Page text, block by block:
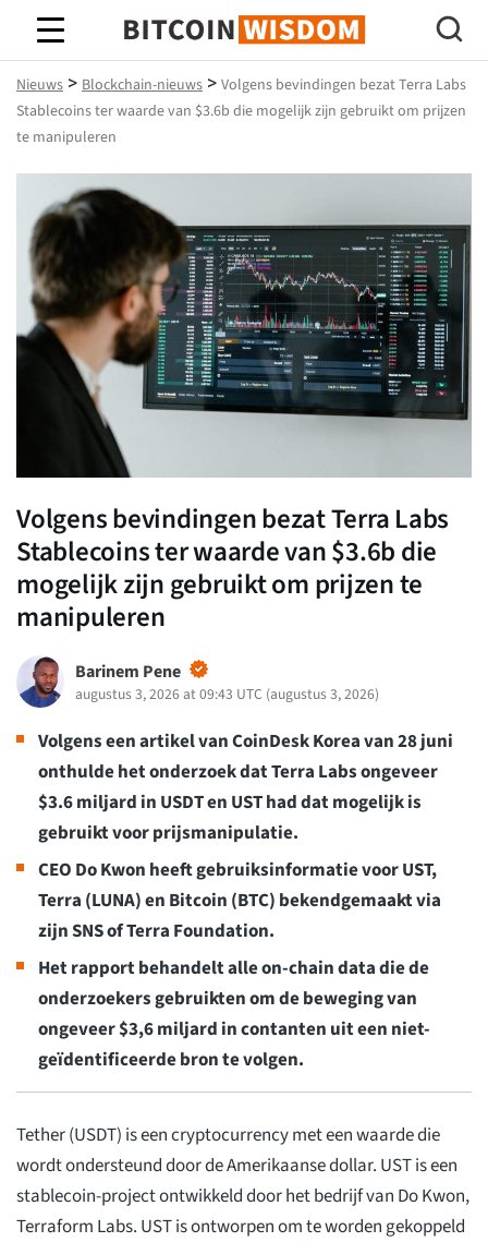
Bitcoin-wijsheid
Nieuws > Blockchain-nieuws > Volgens bevindingen bezat Terra Labs
Stablecoins ter waarde van $3.6b die mogelijk zijn gebruikt om prijzen
te manipuleren
Volgens bevindingen bezat Terra Labs
Stablecoins ter waarde van $3.6b die
mogelijk zijn gebruikt om prijzen te
manipuleren
Barinem Pene
augustus 3, 2026 at 09:43 UTC (augustus 3, 2026)
Volgens een artikel van CoinDesk Korea van 28 juni
onthulde het onderzoek dat Terra Labs ongeveer
$3.6 miljard in USDT en UST had dat mogelijk is
gebruikt voor prijsmanipulatie.
CEO Do Kwon heeft gebruiksinformatie voor UST,
Terra (LUNA) en Bitcoin (BTC) bekendgemaakt via
zijn SNS of Terra Foundation.
Het rapport behandelt alle on-chain data die de
onderzoekers gebruikten om de beweging van
ongeveer $3,6 miljard in contanten uit een niet-
geïdentificeerde bron te volgen.
Tether (USDT) is een cryptocurrency met een waarde die
wordt ondersteund door de Amerikaanse dollar. UST is een
stablecoin-project ontwikkeld door het bedrijf van Do Kwon,
Terraform Labs. UST is ontworpen om te worden gekoppeld